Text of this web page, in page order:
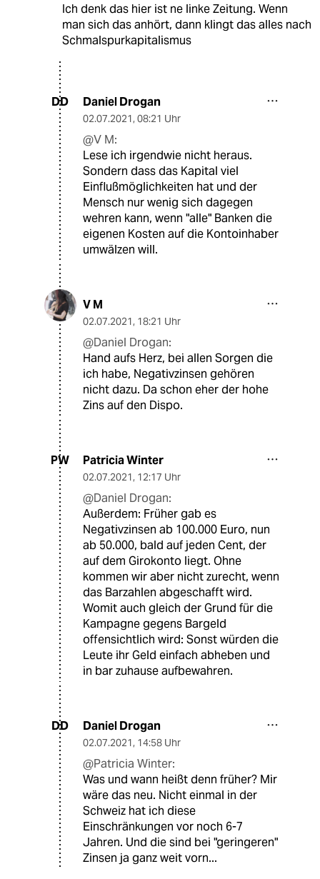
Ich denk das hier ist ne linke Zeitung. Wenn
man sich das anhört, dann klingt das alles nach
Schmalspurkapitalismus
DD Daniel Drogan
02.07.2021, 08:21 Uhr
@V M:
Lese ich irgendwie nicht heraus.
Sondern dass das Kapital viel
Einflußmöglichkeiten hat und der
Mensch nur wenig sich dagegen
wehren kann, wenn "alle" Banken die
eigenen Kosten auf die Kontoinhaber
umwälzen will.
V M
02.07.2021, 18:21 Uhr
@Daniel Drogan:
Hand aufs Herz, bei allen Sorgen die
ich habe, Negativzinsen gehören
nicht dazu. Da schon eher der hohe
Zins auf den Dispo.
PW Patricia Winter
02.07.2021, 12:17 Uhr
@Daniel Drogan:
Außerdem: Früher gab es
Negativzinsen ab 100.000 Euro, nun
ab 50.000, bald auf jeden Cent, der
auf dem Girokonto liegt. Ohne
kommen wir aber nicht zurecht, wenn
das Barzahlen abgeschafft wird.
Womit auch gleich der Grund für die
Kampagne gegens Bargeld
offensichtlich wird: Sonst würden die
Leute ihr Geld einfach abheben und
in bar zuhause aufbewahren.
DD Daniel Drogan
02.07.2021, 14:58 Uhr
@Patricia Winter:
Was und wann heißt denn früher? Mir
wäre das neu. Nicht einmal in der
Schweiz hat ich diese
Einschränkungen vor noch 6-7
Jahren. Und die sind bei "geringeren"
Zinsen ja ganz weit vorn...